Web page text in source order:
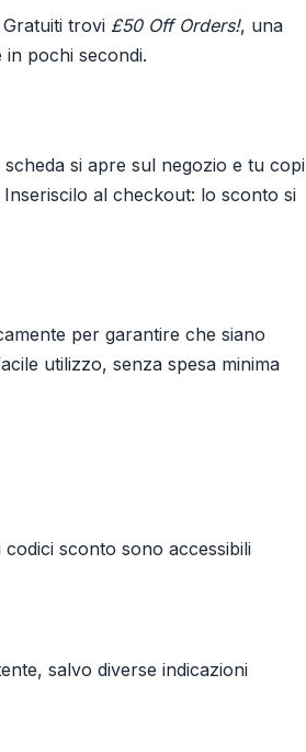
trovi £50 Off Orders!, una
pochi secondi.
si apre sul negozio e tu copi
al checkout: lo sconto si
per garantire che siano
utilizzo, senza spesa minima
sconto sono accessibili
salvo diverse indicazioni